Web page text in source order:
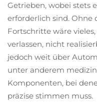
Getrieben, wobei stets
erforderlich sind. Ohne
Fortschritte wäre
verlassen, nicht
jedoch weit über
unter anderem
Komponenten, bei
präzise stimmen muss.